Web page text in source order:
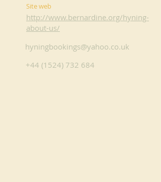
Site web
http://www.bernardine.org/hyning-
about-us/
hyningbookings@yahoo.co.uk
+44 (1524) 732 684